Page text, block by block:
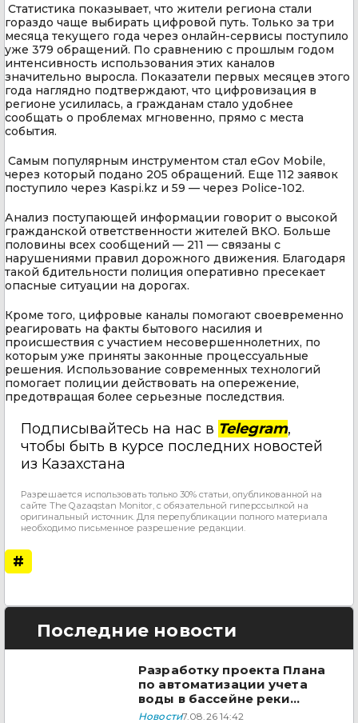
Статистика показывает, что жители региона стали
гораздо чаще выбирать цифровой путь. Только за три
месяца текущего года через онлайн-сервисы поступило
уже 379 обращений. По сравнению с прошлым годом
интенсивность использования этих каналов
значительно выросла. Показатели первых месяцев этого
года наглядно подтверждают, что цифровизация в
регионе усилилась, а гражданам стало удобнее
сообщать о проблемах мгновенно, прямо с места
события.
Самым популярным инструментом стал eGov Mobile,
через который подано 205 обращений. Еще 112 заявок
поступило через Kaspi.kz и 59 — через Police-102.
Анализ поступающей информации говорит о высокой
гражданской ответственности жителей ВКО. Больше
половины всех сообщений — 211 — связаны с
нарушениями правил дорожного движения. Благодаря
такой бдительности полиция оперативно пресекает
опасные ситуации на дорогах.
Кроме того, цифровые каналы помогают своевременно
реагировать на факты бытового насилия и
происшествия с участием несовершеннолетних, по
которым уже приняты законные процессуальные
решения. Использование современных технологий
помогает полиции действовать на опережение,
предотвращая более серьезные последствия.
Подписывайтесь на нас в Telegram,
чтобы быть в курсе последних новостей
из Казахстана
Разрешается использовать только 30% статьи, опубликованной на
сайте The Qazaqstan Monitor, с обязательной гиперссылкой на
оригинальный источник. Для перепубликации полного материала
необходимо письменное разрешение редакции.
#
Последние новости
Разработку проекта Плана
по автоматизации учета
воды в бассейне реки
Сырдарья одобрили
Новости7.08.26 14:42